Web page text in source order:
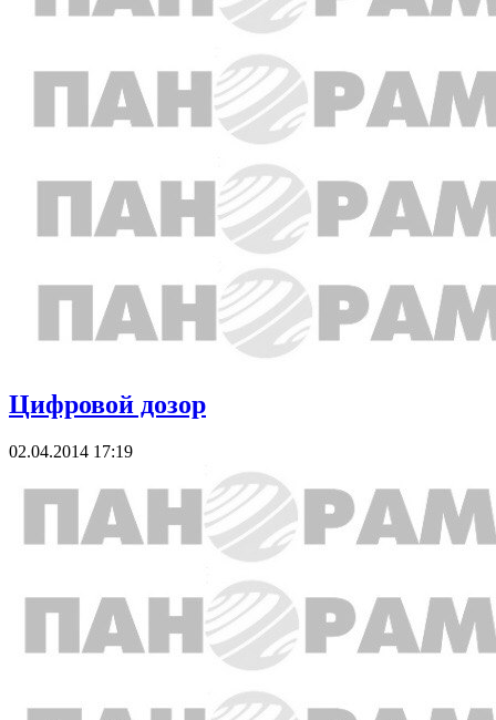
Цифровой дозор
02.04.2014 17:19